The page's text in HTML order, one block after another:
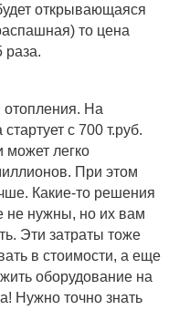
открывающаяся
то цена
раза.
На
с 700 т.руб.
может легко
При этом
Какие-то решения
не нужны, но их вам
Эти затраты тоже
в стоимости, а еще
оборудование на
Нужно точно знать